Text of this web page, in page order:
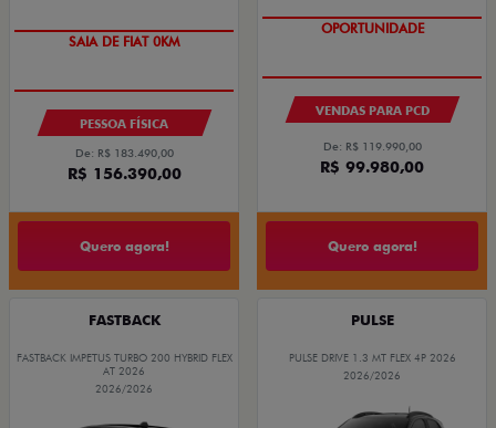
PREÇO IMPERDÍVEL
PESSOA FÍSICA
De: R$ 183.490,00
R$ 156.390,00
Quero agora!
OPORTUNIDADE
VENDAS PARA PCD
De: R$ 119.990,00
R$ 99.980,00
Quero agora!
FASTBACK
FASTBACK IMPETUS TURBO 200 HYBRID FLEX
AT 2026
2026/2026
PULSE
PULSE DRIVE 1.3 MT FLEX 4P 2026
2026/2026